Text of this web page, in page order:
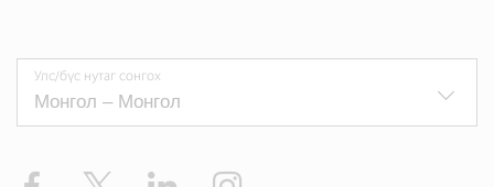
Улс/бүс нутаг сонгох
Facebook LinkedIn